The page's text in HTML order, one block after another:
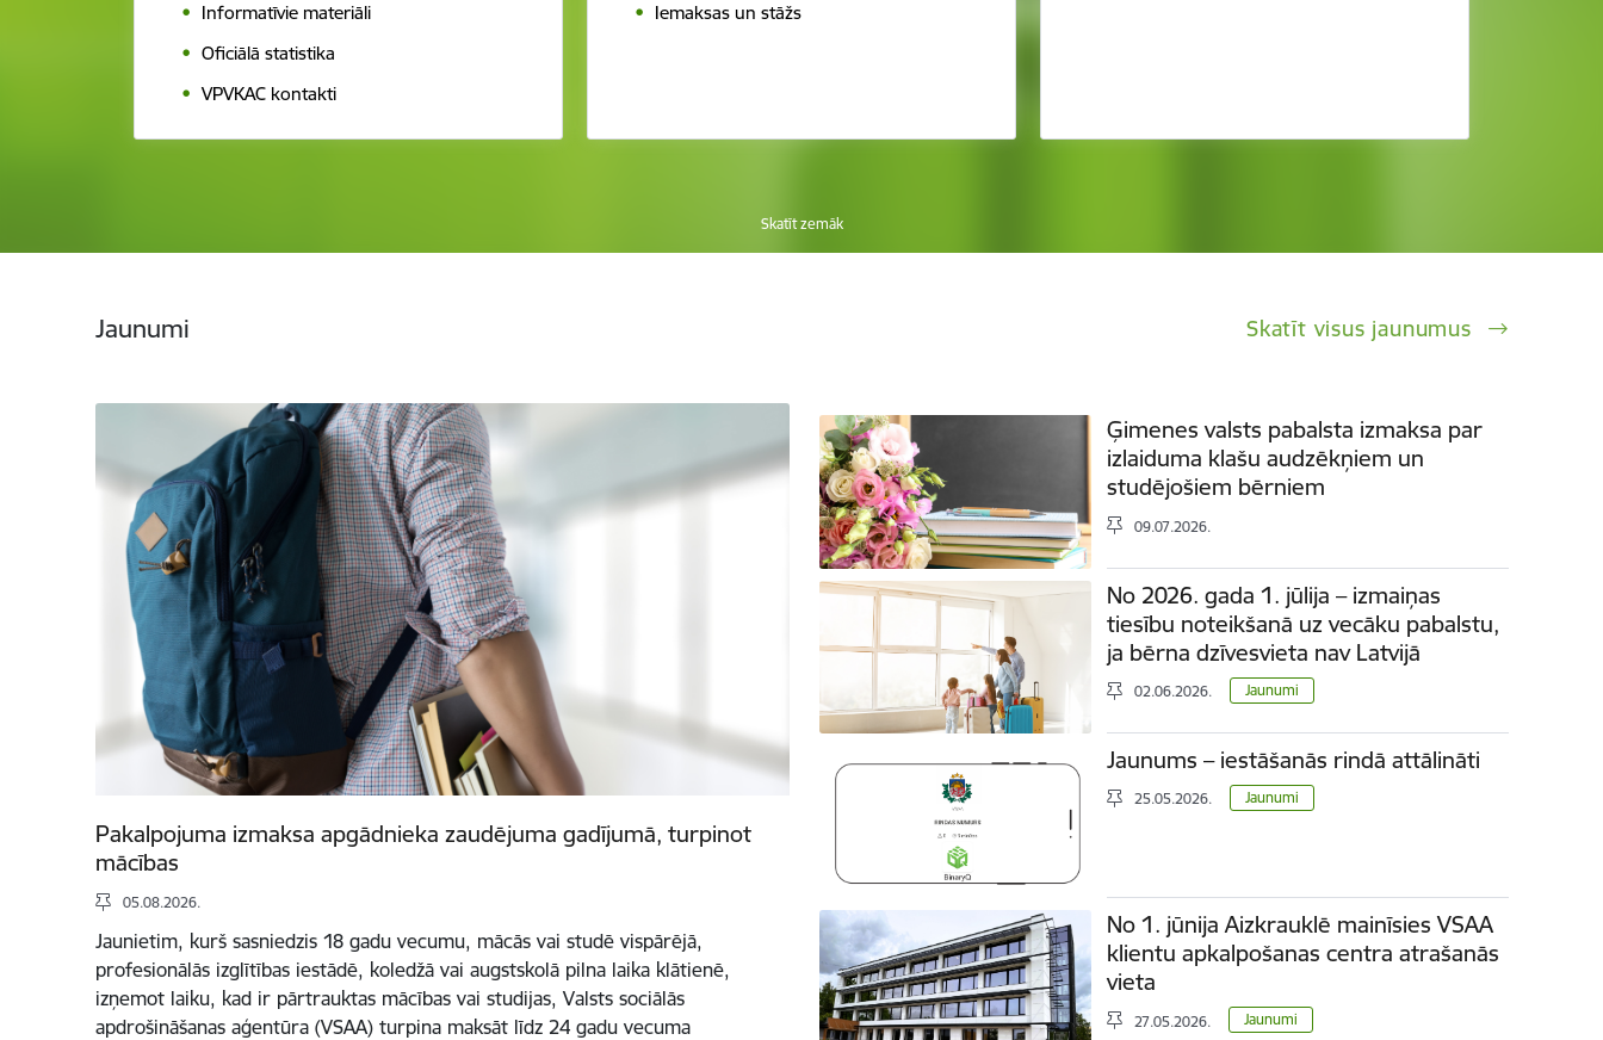
Informatīvie materiāli
Oficiālā statistika
VPVKAC kontakti
Iemaksas un stāžs
Skatīt zemāk
Jaunumi Skatīt visus jaunumus
Pakalpojuma izmaksa apgādnieka zaudējuma gadījumā, turpinot
mācības
05.08.2026.
Jaunietim, kurš sasniedzis 18 gadu vecumu, mācās vai studē vispārējā,
profesionālās izglītības iestādē, koledžā vai augstskolā pilna laika klātienē,
izņemot laiku, kad ir pārtrauktas mācības vai studijas, Valsts sociālās
apdrošināšanas aģentūra (VSAA) turpina maksāt līdz 24 gadu vecuma
Ģimenes valsts pabalsta izmaksa par
izlaiduma klašu audzēkņiem un
studējošiem bērniem
09.07.2026.
No 2026. gada 1. jūlija – izmaiņas
tiesību noteikšanā uz vecāku pabalstu,
ja bērna dzīvesvieta nav Latvijā
02.06.2026. Jaunumi
Jaunums – iestāšanās rindā attālināti
25.05.2026. Jaunumi
No 1. jūnija Aizkrauklē mainīsies VSAA
klientu apkalpošanas centra atrašanās
vieta
27.05.2026. Jaunumi